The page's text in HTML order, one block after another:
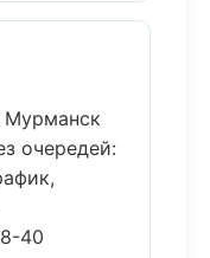
очередей:
40